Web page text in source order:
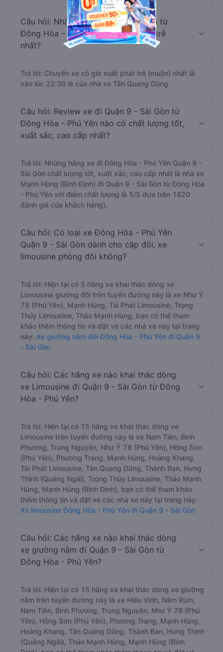
Câu hỏi: Nhà xe đi Quận 9 - Sài Gòn từ
Đông Hòa - Phú Yên nào khởi hành trễ
nhất?
Trả lời: Chuyến xe có giờ xuất phát trễ (muộn) nhất là
vào lúc 22:30 là của nhà xe Tân Quang Dũng.
Câu hỏi: Review xe đi Quận 9 - Sài Gòn từ
Đông Hòa - Phú Yên nào có chất lượng tốt,
xuất sắc, cao cấp nhất?
Trả lời: Những hãng xe đi Đông Hòa - Phú Yên Quận 9 -
Sài Gòn chất lượng tốt, xuất sắc, cao cấp nhất là nhà xe
Mạnh Hùng (Bình Định) đi Quận 9 - Sài Gòn từ Đông Hòa
- Phú Yên với điểm chất lượng là 5/5 dựa trên 1820
đánh giá của khách hàng).
Câu hỏi: Có loại xe Đông Hòa - Phú Yên
Quận 9 - Sài Gòn dành cho cặp đôi, xe
limousine phòng đôi không?
Trả lời: Hiện tại có 5 hãng xe khai thác dòng xe
Limousine giường đôi trên tuyến đường này là xe Như Ý
78 (Phú Yên), Mạnh Hùng, Tài Phát Limousine, Trọng
Thủy Limousine, Thảo Mạnh Hùng, bạn có thể tham
khảo thêm thông tin và đặt vé các nhà xe này tại trang
này: Xe giường nằm đôi Đông Hòa - Phú Yên đi Quận 9
- Sài Gòn
Câu hỏi: Các hãng xe nào khai thác dòng
xe Limousine đi Quận 9 - Sài Gòn từ Đông
Hòa - Phú Yên?
Trả lời: Hiện tại có 15 hãng xe khai thác dòng xe
Limousine trên tuyến đường này là xe Nam Tiên, Bình
Phương, Trung Nguyên, Như Ý 78 (Phú Yên), Hồng Sơn
(Phú Yên), Phương Trang, Mạnh Hùng, Hoàng Khang,
Tài Phát Limousine, Tân Quang Dũng, Thành Ban, Hưng
Thịnh (Quảng Ngãi), Trọng Thủy Limousine, Thảo Mạnh
Hùng, Mạnh Hùng (Bình Định), bạn có thể tham khảo
thêm thông tin và đặt vé các nhà xe này tại trang này:
Xe limousine Đông Hòa - Phú Yên đi Quận 9 - Sài Gòn
Câu hỏi: Các hãng xe nào khai thác dòng
xe giường nằm đi Quận 9 - Sài Gòn từ
Đông Hòa - Phú Yên?
Trả lời: Hiện tại có 15 hãng xe khai thác dòng xe giường
nằm trên tuyến đường này là xe Hiếu Vinh, Năm Rùm,
Nam Tiên, Bình Phương, Trung Nguyên, Như Ý 78 (Phú
Yên), Hồng Sơn (Phú Yên), Phương Trang, Mạnh Hùng,
Hoàng Khang, Tân Quang Dũng, Thành Ban, Hưng Thịnh
(Quảng Ngãi), Thảo Mạnh Hùng, Mạnh Hùng (Bình